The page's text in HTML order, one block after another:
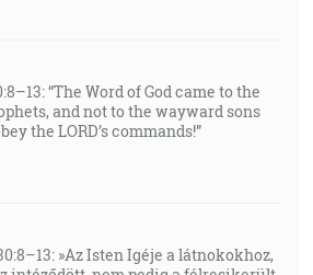
“The Word of God came to the
and not to the wayward sons
the LORD’s commands!”
»Az Isten Igéje a látnokokhoz,